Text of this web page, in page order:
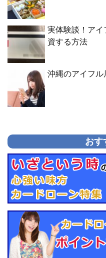
実体験談！アイ
資する方法
沖縄のアイフル
おす